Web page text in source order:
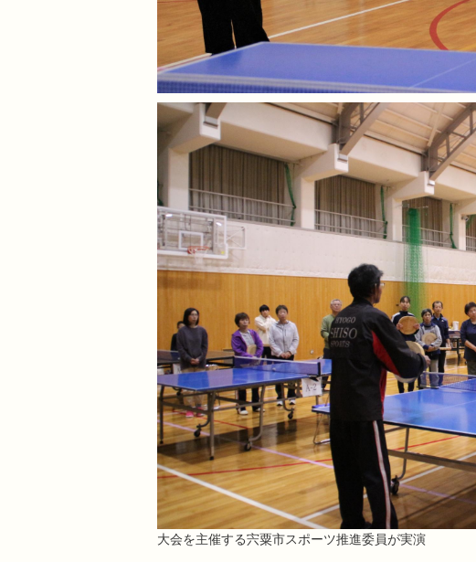
大会を主催する宍粟市スポーツ推進委員が実演